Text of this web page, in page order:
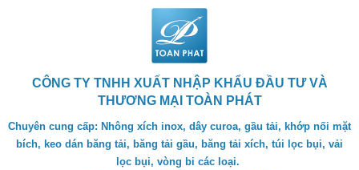
CÔNG TY TNHH XUẤT NHẬP KHẨU ĐẦU TƯ VÀ
THƯƠNG MẠI TOÀN PHÁT
Chuyên cung cấp: Nhông xích inox, dây curoa, gầu tải, khớp nối mặt
bích, keo dán băng tải, băng tải gầu, băng tải xích, túi lọc bụi, vải
lọc bụi, vòng bi các loại.